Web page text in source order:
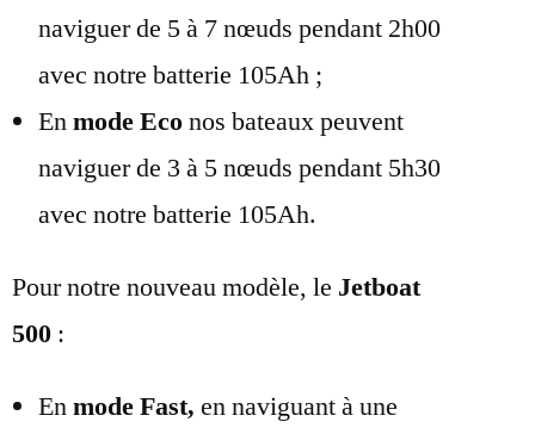
naviguer de 5 à 7 nœuds pendant 2h00
avec notre batterie 105Ah ;
Enmode Econos bateaux peuvent
naviguer de 3 à 5 nœuds pendant 5h30
avec notre batterie 105Ah.
Pour notre nouveau modèle, le Jetboat
500 :
Enmode Fast, en naviguant à une